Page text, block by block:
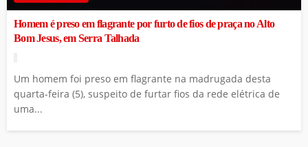
Homem é preso em flagrante por furto de fios de praça no Alto
Bom Jesus, em Serra Talhada
Um homem foi preso em flagrante na madrugada desta
quarta-feira (5), suspeito de furtar fios da rede elétrica de
uma...